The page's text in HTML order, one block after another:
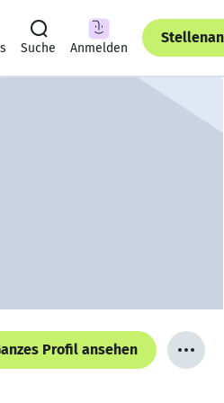
Suche Anmelden
Profil ansehen